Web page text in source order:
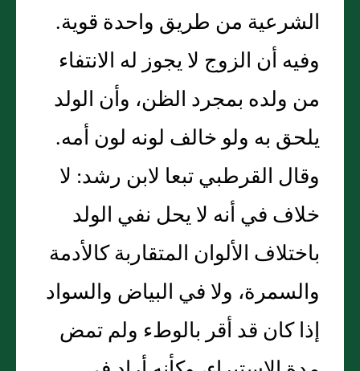
الشرعية من طريق واحدة قوية.
وفيه أن الزوج لا يجوز له الانتفاء
من ولده بمجرد الظن، وأن الولد
يلحق به ولو خالف لونه لون أمه.
وقال القرطبي تبعا لابن رشد: لا
خلاف في أنه لا يحل نفي الولد
باختلاف الألوان المتقاربة كالأدمة
والسمرة، ولا في البياض والسواد
إذا كان قد أقر بالوطء ولم تمض